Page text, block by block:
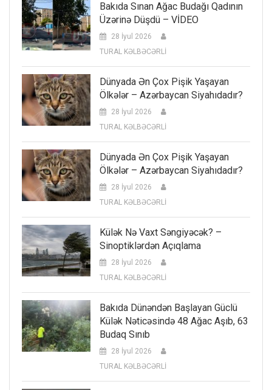
Bakıda Sınan Ağac Budağı Qadının
Üzərinə Düşdü – VİDEO
28 İyul 2026
TURAL KƏLBƏCƏRLİ
Dünyada Ən Çox Pişik Yaşayan
Ölkələr – Azərbaycan Siyahıdadır?
28 İyul 2026
TURAL KƏLBƏCƏRLİ
Dünyada Ən Çox Pişik Yaşayan
Ölkələr – Azərbaycan Siyahıdadır?
28 İyul 2026
TURAL KƏLBƏCƏRLİ
Külək Nə Vaxt Səngiyəcək? –
Sinoptiklərdən Açıqlama
28 İyul 2026
TURAL KƏLBƏCƏRLİ
Bakıda Dünəndən Başlayan Güclü
Külək Nəticəsində 48 Ağac Aşıb, 63
Budaq Sınıb
28 İyul 2026
TURAL KƏLBƏCƏRLİ